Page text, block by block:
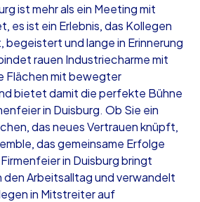
ab€49,99
Krimi iPad
ist mehr als ein Meeting mit
es ist ein Erlebnis, das Kollegen
begeistert und lange in Erinnerung
rauen Industriecharme mit
Flächen mit bewegter
bietet damit die perfekte Bühne
in Duisburg. Ob Sie ein
das neues Vertrauen knüpft,
das gemeinsame Erfolge
in Duisburg bringt
den Arbeitsalltag und verwandelt
in Mitstreiter auf